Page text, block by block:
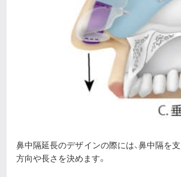
鼻中隔延長のデザインの際には、鼻中隔を
方向や長さを決めます。